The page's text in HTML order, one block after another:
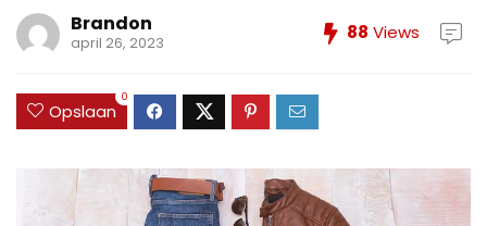
Brandon
april 26, 2023 88 Views
Opslaan
0